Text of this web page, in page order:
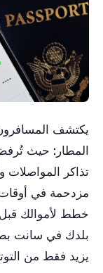
يكتشف
المطار: حيث
تذاكر المواصلات
مزدحمة في
خطط لأموالك قبل
بلدك في سانت
يزيد فقط من